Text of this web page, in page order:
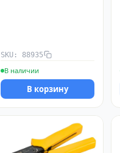
SKU: 88935
В наличии
В корзину